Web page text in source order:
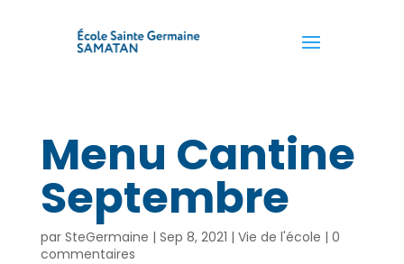
Menu Cantine
Septembre
par SteGermaine | Sep 8, 2021 | Vie de l'école | 0
commentaires